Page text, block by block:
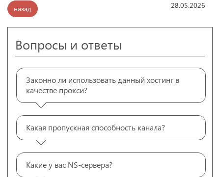
назад 28.05.2026
Вопросы и ответы
Законно ли использовать данный хостинг в
качестве прокси?
Какая пропускная способность канала?
Какие у вас NS-сервера?